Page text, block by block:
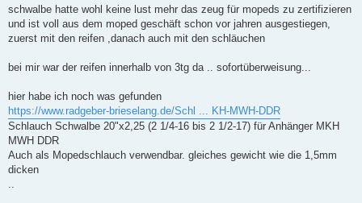
schwalbe hatte wohl keine lust mehr das zeug für mopeds zu zertifizieren
und ist voll aus dem moped geschäft schon vor jahren ausgestiegen,
zuerst mit den reifen ,danach auch mit den schläuchen
bei mir war der reifen innerhalb von 3tg da .. sofortüberweisung...
hier habe ich noch was gefunden
https://www.radgeber-brieselang.de/Schl ... KH-MWH-DDR
Schlauch Schwalbe 20"x2,25 (2 1/4-16 bis 2 1/2-17) für Anhänger MKH
MWH DDR
Auch als Mopedschlauch verwendbar. gleiches gewicht wie die 1,5mm
dicken